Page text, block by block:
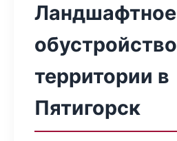
Ландшафтное
обустройство
территории в
Пятигорск